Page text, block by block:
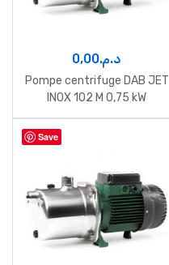
د.م.0,00
Pompe centrifuge DAB JET
INOX 102 M 0,75 kW
Save